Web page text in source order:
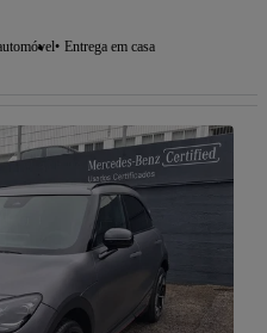
Entrega em casa